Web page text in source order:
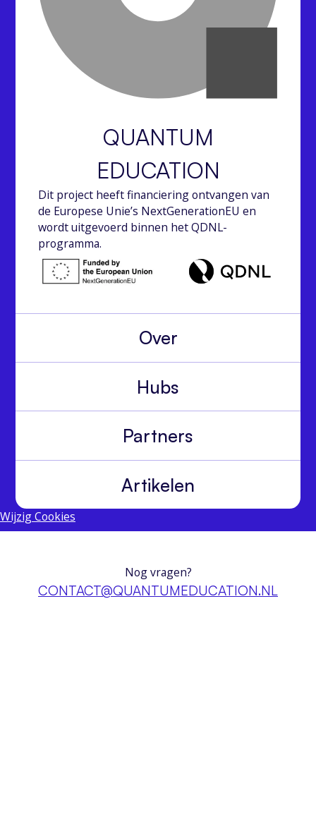
QUANTUM
EDUCATION
Dit project heeft financiering ontvangen van
de Europese Unie’s NextGenerationEU en
wordt uitgevoerd binnen het QDNL-
programma.
Over
Hubs
Partners
Artikelen
Wijzig Cookies
Nog vragen?
CONTACT@QUANTUMEDUCATION.NL